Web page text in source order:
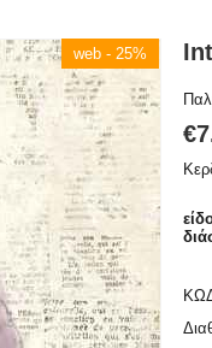
web - 25%
€